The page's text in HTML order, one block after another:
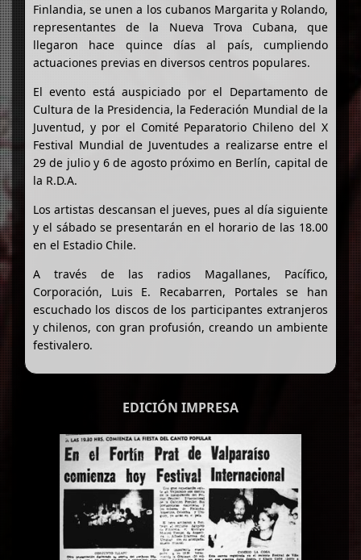
Finlandia, se unen a los cubanos Margarita y Rolando,
representantes de la Nueva Trova Cubana, que
llegaron hace quince días al país, cumpliendo
actuaciones previas en diversos centros populares.
El evento está auspiciado por el Departamento de
Cultura de la Presidencia, la Federación Mundial de la
Juventud, y por el Comité Peparatorio Chileno del X
Festival Mundial de Juventudes a realizarse entre el
29 de julio y 6 de agosto próximo en Berlín, capital de
la R.D.A.
Los artistas descansan el jueves, pues al día siguiente
y el sábado se presentarán en el horario de las 18.00
en el Estadio Chile.
A través de las radios Magallanes, Pacífico,
Corporación, Luis E. Recabarren, Portales se han
escuchado los discos de los participantes extranjeros
y chilenos, con gran profusión, creando un ambiente
festivalero.
EDICIÓN IMPRESA